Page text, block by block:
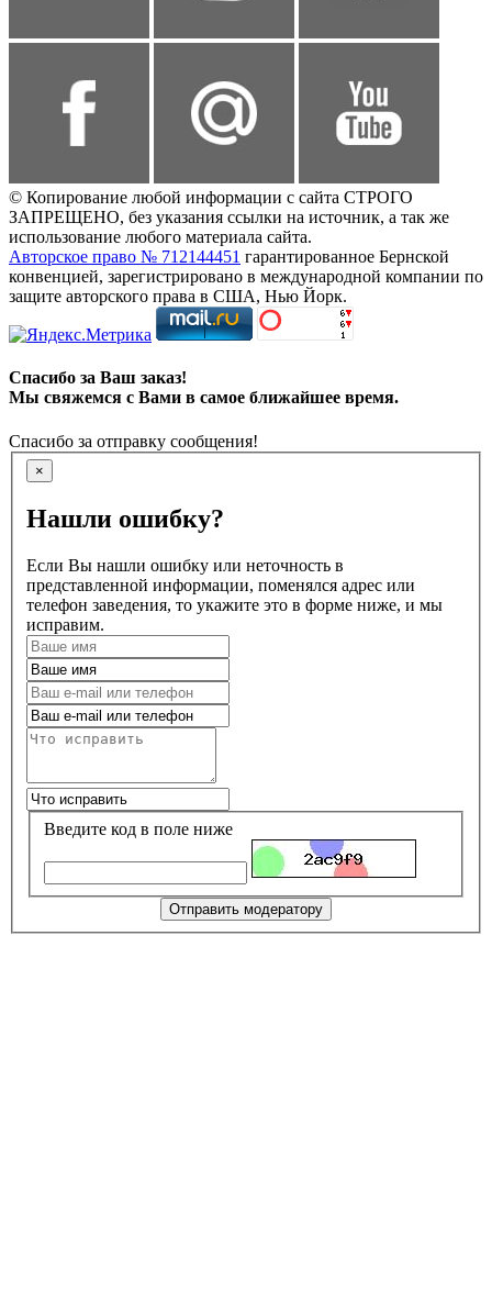
© Копирование любой информации с сайта СТРОГО
ЗАПРЕЩЕНО, без указания ссылки на источник, а так же
использование любого материала сайта.
Авторское право № 712144451 гарантированное Бернской
конвенцией, зарегистрировано в международной компании по
защите авторского права в США, Нью Йорк.
Спасибо за Ваш заказ!
Мы свяжемся с Вами в самое ближайшее время.
Спасибо за отправку сообщения!
×
Нашли ошибку?
Если Вы нашли ошибку или неточность в
представленной информации, поменялся адрес или
телефон заведения, то укажите это в форме ниже, и мы
исправим.
Введите код в поле ниже
Отправить модератору